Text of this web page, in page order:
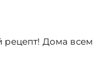
рецепт! Дома всем